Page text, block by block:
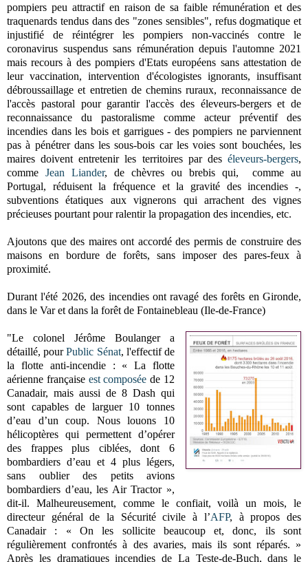
pompiers peu attractif en raison de sa faible rémunération et des
traquenards tendus dans des "zones sensibles", refus dogmatique et
injustifié de réintégrer les pompiers non-vaccinés contre le
coronavirus suspendus sans rémunération depuis l'automne 2021
mais recours à des pompiers d'Etats européens sans attestation de
leur vaccination, intervention d'écologistes ignorants, insuffisant
débroussaillage et entretien de chemins ruraux, reconnaissance de
l'accès pastoral pour garantir l'accès des éleveurs-bergers et de
reconnaissance du pastoralisme comme acteur préventif des
incendies dans les bois et garrigues - des pompiers ne parviennent
pas à pénétrer dans les sous-bois car les voies sont bouchées, les
maires doivent entretenir les territoires par des éleveurs-bergers,
comme Jean Liander, de chèvres ou brebis qui, comme au
Portugal, réduisent la fréquence et la gravité des incendies -,
subventions étatiques aux vignerons qui arrachent des vignes
précieuses pourtant pour ralentir la propagation des incendies, etc.
Ajoutons que des maires ont accordé des permis de construire des
maisons en bordure de forêts, sans imposer des pares-feux à
proximité.
Durant l'été 2026, des incendies ont ravagé des forêts en Gironde,
dans le Var et dans la forêt de Fontainebleau (Ile-de-France)
"Le colonel Jérôme Boulanger a
détaillé, pourPublic Sénat, l'effectif de
la flotte anti-incendie : « La flotte
aérienne française est composée de 12
Canadair, mais aussi de 8 Dash qui
sont capables de larguer 10 tonnes
d’eau d’un coup. Nous louons 10
hélicoptères qui permettent d’opérer
des frappes plus ciblées, dont 6
bombardiers d’eau et 4 plus légers,
sans oublier des petits avions
bombardiers d’eau, les Air Tractor »,
dit-il. Malheureusement, comme le confiait, voilà un mois, le
directeur général de la Sécurité civile à l’AFP, à propos des
Canadair : « On les sollicite beaucoup et, donc, ils sont
régulièrement confrontés à des avaries, mais ils sont réparés. »
Après les dramatiques incendies de La Teste-de-Buch, dans le